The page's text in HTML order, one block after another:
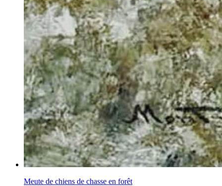
Meute de chiens de chasse en forêt